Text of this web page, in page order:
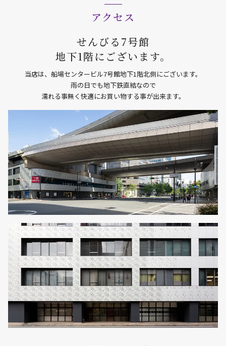
アクセス
せんびる7号館
地下1階にございます。
当店は、船場センタービル7号館地下1階北側にございます。
雨の日でも地下鉄直結なので
濡れる事無く快適にお買い物する事が出来ます。